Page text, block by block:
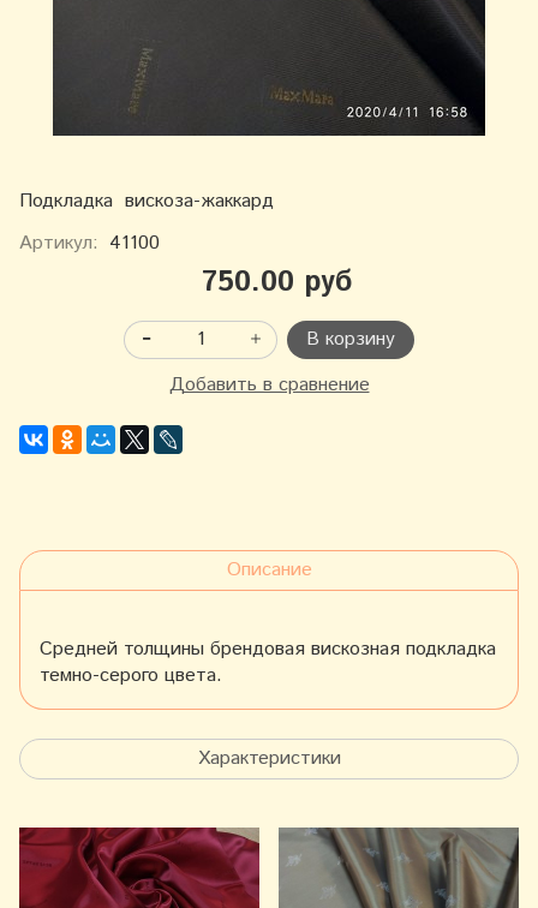
Подкладка вискоза-жаккард
Артикул: 41100
750.00 руб
В корзину
Добавить в сравнение
Описание
Средней толщины брендовая вискозная подкладка
темно-серого цвета.
Характеристики